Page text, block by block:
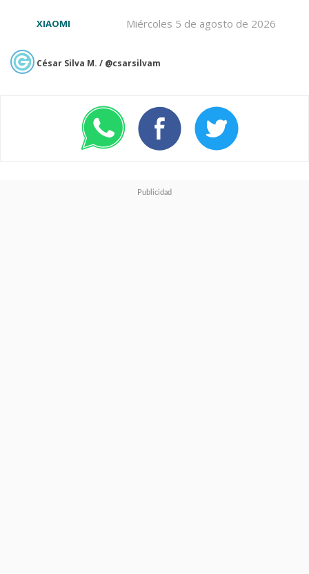
Si bien el último tiempo Huawei
Miércoles 5 de agosto de 2026
XIAOMI
César Silva M. / @csarsilvam